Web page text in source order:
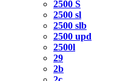
2500 S
2500 sl
2500 slb
2500 upd
2500l
29
2b